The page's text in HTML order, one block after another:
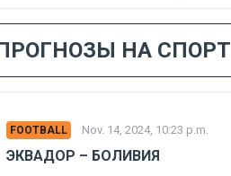
НА СПОРТ
FOOTBALL Nov. 14, 2024, 10:23 p.m.
ЭКВАДОР – БОЛИВИЯ